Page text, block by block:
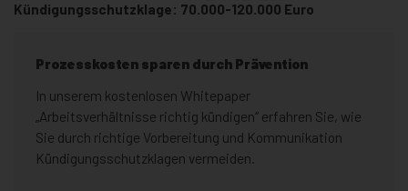
Kündigungsschutzklage: 70.000-120.000 Euro
Prozesskosten sparen durch Prävention
In unserem kostenlosen Whitepaper
„Arbeitsverhältnisse richtig kündigen“ erfahren Sie, wie
Sie durch richtige Vorbereitung und Kommunikation
Kündigungsschutzklagen vermeiden.